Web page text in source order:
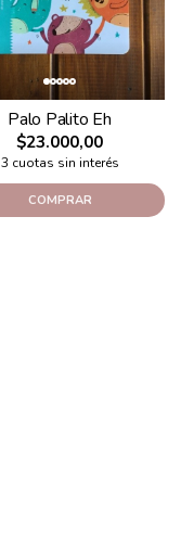
Palo Palito Eh
$23.000,00
3 cuotas sin interés
COMPRAR